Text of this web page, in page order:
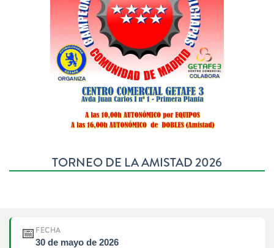
TORNEO DE LA AMISTAD 2026
📅 FECHA
30 de mayo de 2026